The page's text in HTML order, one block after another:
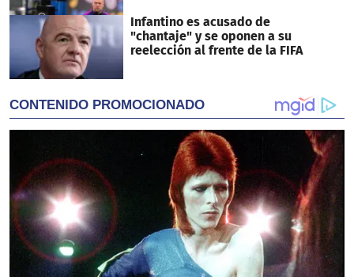
Infantino es acusado de
"chantaje" y se oponen a su
reelección al frente de la FIFA